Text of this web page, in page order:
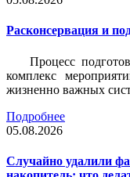
Расконсервация и
Процесс
комплекс
жизненно важных
Подробнее
05.08.2026
Случайно удалили